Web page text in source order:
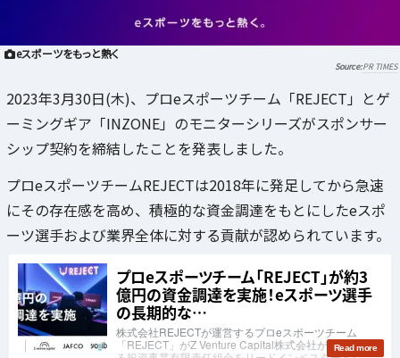
eスポーツをもっと熱く
PR TIMES
2023年3月30日(木)、プロeスポーツチーム「REJECT」とゲ
ーミングギア「INZONE」のモニターシリーズがスポンサー
シップ契約を締結したことを発表しました。
プロeスポーツチームREJECTは2018年に発足してから急速
にその存在感を高め、積極的な資金調達をもとにしたeスポ
ーツ選手および業界全体に対する貢献が認められています。